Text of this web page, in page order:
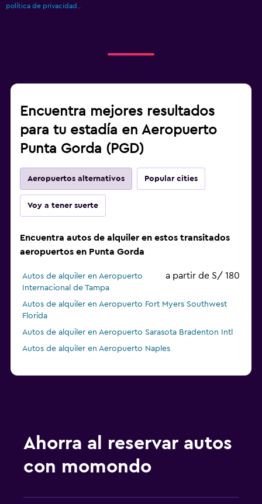
política de privacidad..
Encuentra mejores resultados
para tu estadía en Aeropuerto
Punta Gorda (PGD)
Aeropuertos alternativos Popular cities
Voy a tener suerte
Encuentra autos de alquiler en estos transitados
aeropuertos en Punta Gorda
Autos de alquiler en Aeropuerto
Internacional de Tampa
a partir de S/ 180
Autos de alquiler en Aeropuerto Fort Myers Southwest
Florida
Autos de alquiler en Aeropuerto Sarasota Bradenton Intl
Autos de alquiler en Aeropuerto Naples
Ahorra al reservar autos
con momondo